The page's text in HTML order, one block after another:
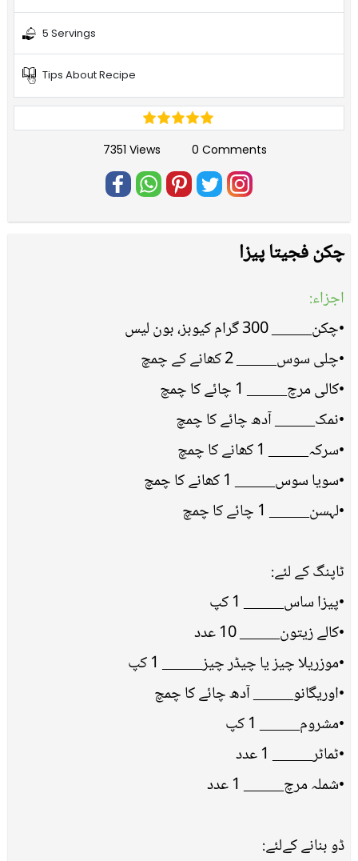
5 Servings
Tips About Recipe
7351 Views 0 Comments
چکن فجیتا پیزا
اجزاء:
•چکن_____ 300 گرام کیوبز، بون لیس
•چلی سوس_____ 2 کھانے کے چمچ
•کالی مرچ_____ 1 چائے کا چمچ
•نمک_____ آدھ چائے کا چمچ
•سرکہ_____ 1 کھانے کا چمچ
•سویا سوس_____ 1 کھانے کا چمچ
•لہسن_____ 1 چائے کا چمچ
ٹاپنگ کے لئے:
•پیزا ساس_____ 1 کپ
•کالے زیتون_____ 10 عدد
•موزریلا چیز یا چیڈر چیز_____ 1 کپ
•اوریگانو_____ آدھ چائے کا چمچ
•مشروم_____ 1 کپ
•ٹماٹر_____ 1 عدد
•شملہ مرچ_____ 1 عدد
ڈو بنانے کےلئے: